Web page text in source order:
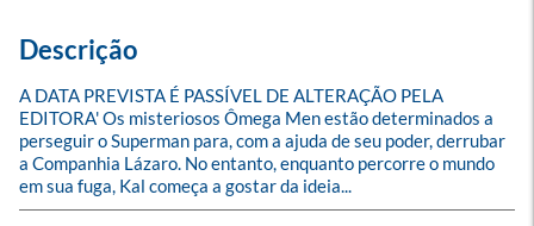
Descrição
A DATA PREVISTA É PASSÍVEL DE ALTERAÇÃO PELA
EDITORA' Os misteriosos Ômega Men estão determinados a
perseguir o Superman para, com a ajuda de seu poder, derrubar
a Companhia Lázaro. No entanto, enquanto percorre o mundo
em sua fuga, Kal começa a gostar da ideia...